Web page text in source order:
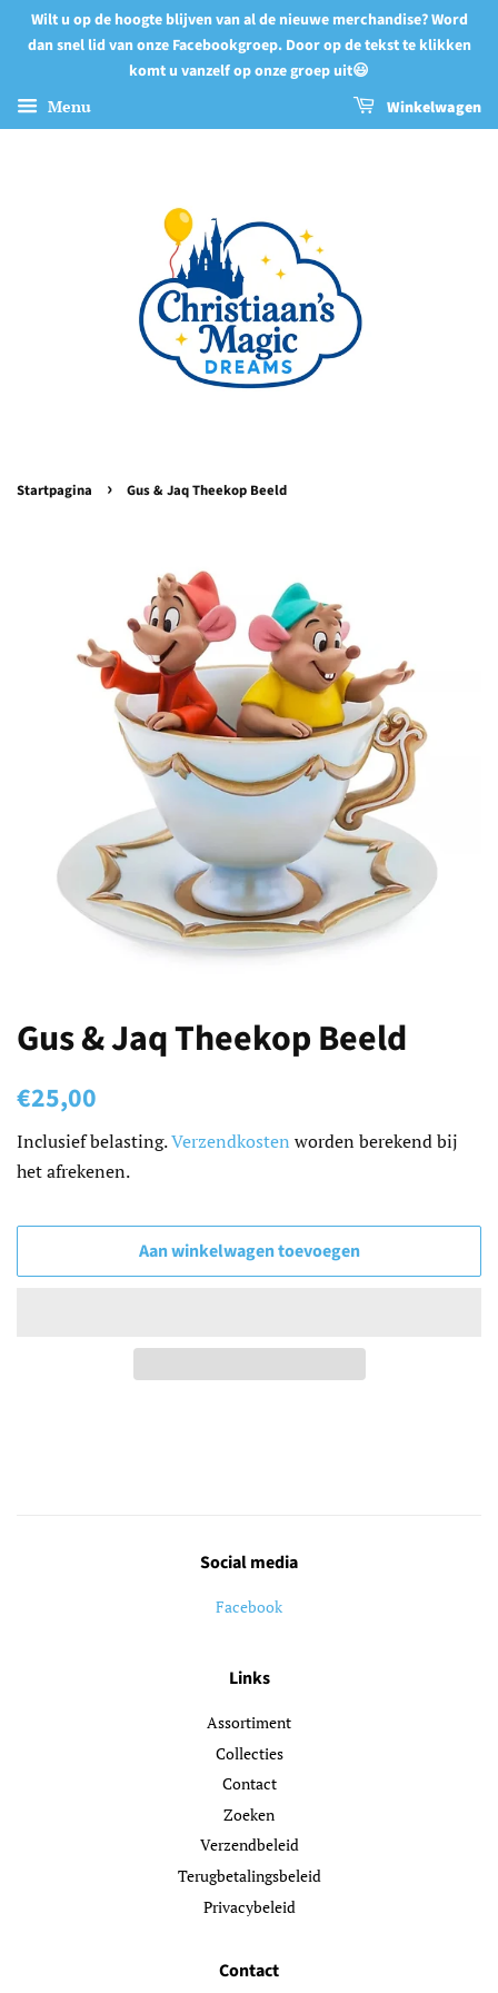
Wilt u op de hoogte blijven van al de nieuwe merchandise? Word
dan snel lid van onze Facebookgroep. Door op de tekst te klikken
komt u vanzelf op onze groep uit😃
Menu Winkelwagen
Startpagina › Gus & Jaq Theekop Beeld
Gus & Jaq Theekop Beeld
Normale
€25,00
Inclusief belasting.Verzendkosten worden berekend bij
het afrekenen.
Aan winkelwagen toevoegen
Social media
Facebook
Links
Assortiment
Collecties
Contact
Zoeken
Verzendbeleid
Terugbetalingsbeleid
Privacybeleid
Contact